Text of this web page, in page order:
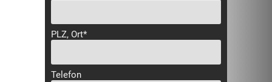
PLZ, Ort*
Telefon